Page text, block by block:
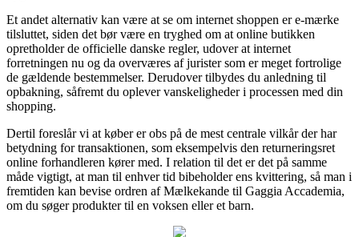
Et andet alternativ kan være at se om internet shoppen er e-mærke
tilsluttet, siden det bør være en tryghed om at online butikken
opretholder de officielle danske regler, udover at internet
forretningen nu og da overværes af jurister som er meget fortrolige
de gældende bestemmelser. Derudover tilbydes du anledning til
opbakning, såfremt du oplever vanskeligheder i processen med din
shopping.
Dertil foreslår vi at køber er obs på de mest centrale vilkår der har
betydning for transaktionen, som eksempelvis den returneringsret
online forhandleren kører med. I relation til det er det på samme
måde vigtigt, at man til enhver tid bibeholder ens kvittering, så man i
fremtiden kan bevise ordren af Mælkekande til Gaggia Accademia,
om du søger produkter til en voksen eller et barn.